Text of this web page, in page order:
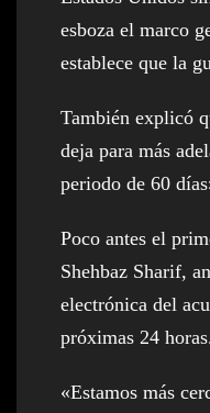
esboza el marco
establece que la
También explicó
deja para más
periodo de 60
Poco antes el
Shehbaz Sharif,
electrónica del
próximas 24
«Estamos más